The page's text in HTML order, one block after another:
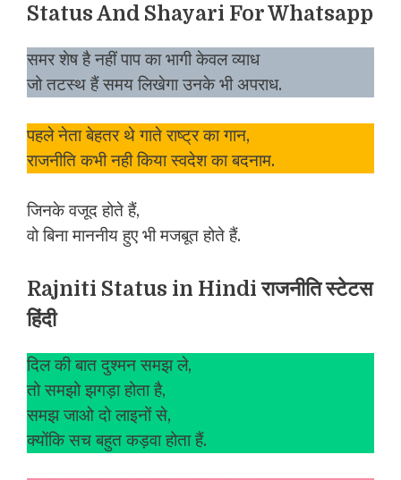
Status And Shayari For Whatsapp
समर शेष है नहीं पाप का भागी केवल व्याध
जो तटस्थ हैं समय लिखेगा उनके भी अपराध.
पहले नेता बेहतर थे गाते राष्ट्र का गान,
राजनीति कभी नही किया स्वदेश का बदनाम.
जिनके वजूद होते हैं,
वो बिना माननीय हुए भी मजबूत होते हैं.
Rajniti Status in Hindi राजनीति स्टेटस
हिंदी
दिल की बात दुश्मन समझ ले,
तो समझो झगड़ा होता है,
समझ जाओ दो लाइनों से,
क्योंकि सच बहुत कड़वा होता हैं.